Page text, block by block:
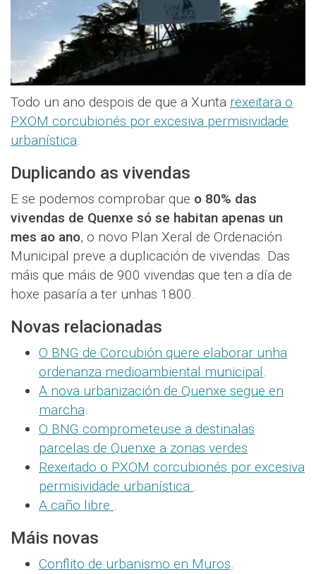
Todo un ano despois de que a Xunta rexeitara o
PXOM corcubionés por excesiva permisividade
urbanística.
Duplicando as vivendas
E se podemos comprobar que o 80% das
vivendas de Quenxe só se habitan apenas un
mes ao ano, o novo Plan Xeral de Ordenación
Municipal preve a duplicación de vivendas. Das
máis que máis de 900 vivendas que ten a día de
hoxe pasaría a ter unhas 1800.
Novas relacionadas
O BNG de Corcubión quere elaborar unha
ordenanza medioambiental municipal.
A nova urbanización de Quenxe segue en
marcha.
O BNG comprometeuse a destinalas
parcelas de Quenxe a zonas verdes
Rexeitado o PXOM corcubionés por excesiva
permisividade urbanística .
A caño libre .
Máis novas
Conflito de urbanismo en Muros.